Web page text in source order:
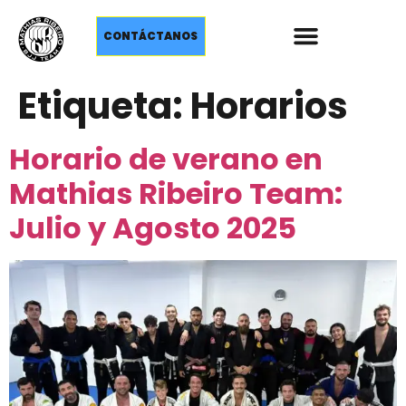
CONTÁCTANOS
Etiqueta: Horarios
Horario de verano en
Mathias Ribeiro Team:
Julio y Agosto 2025